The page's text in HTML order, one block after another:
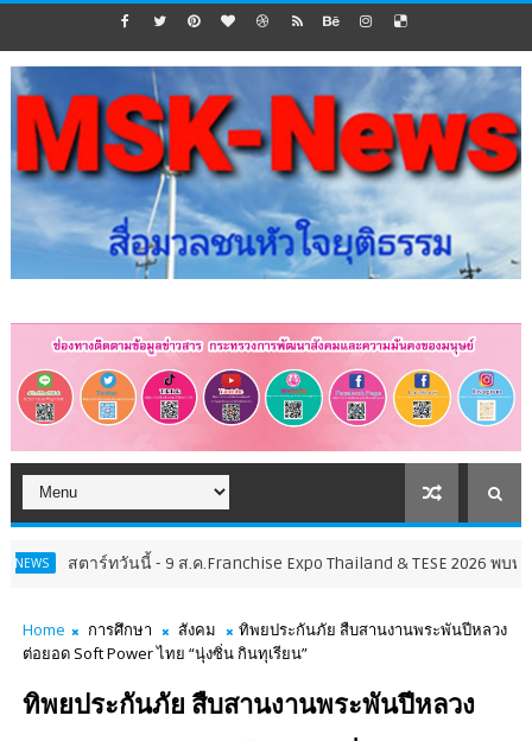
นี้ - 9 ส.ค.Franchise Expo Thailand & TESE 2026 พบทัพธุรกิจ&แฟรน
Home การศึกษา สังคม
ทิพยประกันภัย สืบสานงานพระพันปีหลวง
ต่อยอด Soft Power ไทย “นุ่งซิ่น กินทุเรียน”
ทิพยประกันภัย สืบสานงานพระพันปีหลวง